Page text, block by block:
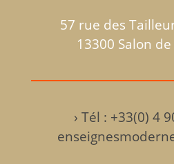
57 rue des
13300 Salon
› Tél : +33(0) 4